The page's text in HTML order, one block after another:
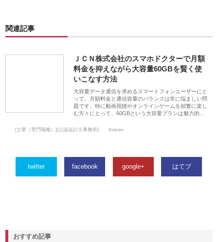
関連記事
ＪＣＮ株式会社のスマホドクターで月額
料金を抑えながら大容量60GBを賢く使
いこなす方法
大容量データ通信を求めるスマートフォンユーザーにと
って、月額料金と通信容量のバランスは常に悩ましい問
題です。特に動画視聴やオンラインゲームを頻繁に楽し
む方々にとって、60GBという大容量プランは魅力的…
[士業（専門職種）][公認会計士事務所] 0views
twitter facebook google+ はてブ
おすすめ記事